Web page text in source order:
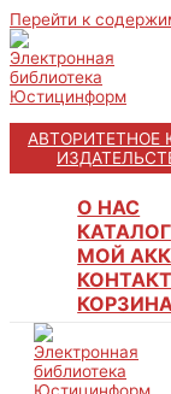
Перейти к
АВТОРИТЕТНОЕ
О НАС
КАТАЛОГ
МОЙ